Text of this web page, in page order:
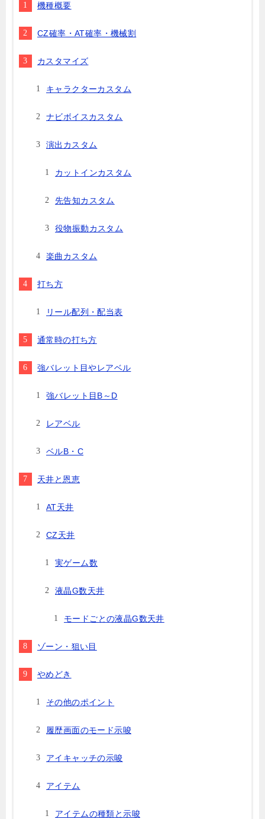
機種概要
CZ確率・AT確率・機械割
カスタマイズ
キャラクターカスタム
ナビボイスカスタム
演出カスタム
カットインカスタム
先告知カスタム
役物振動カスタム
楽曲カスタム
打ち方
リール配列・配当表
通常時の打ち方
強バレット目やレアベル
強バレット目B～D
レアベル
ベルB・C
天井と恩恵
AT天井
CZ天井
実ゲーム数
液晶G数天井
モードごとの液晶G数天井
ゾーン・狙い目
やめどき
その他のポイント
履歴画面のモード示唆
アイキャッチの示唆
アイテム
アイテムの種類と示唆